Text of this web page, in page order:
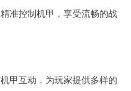
准控制机甲，享受流畅的战
甲互动，为玩家提供多样的